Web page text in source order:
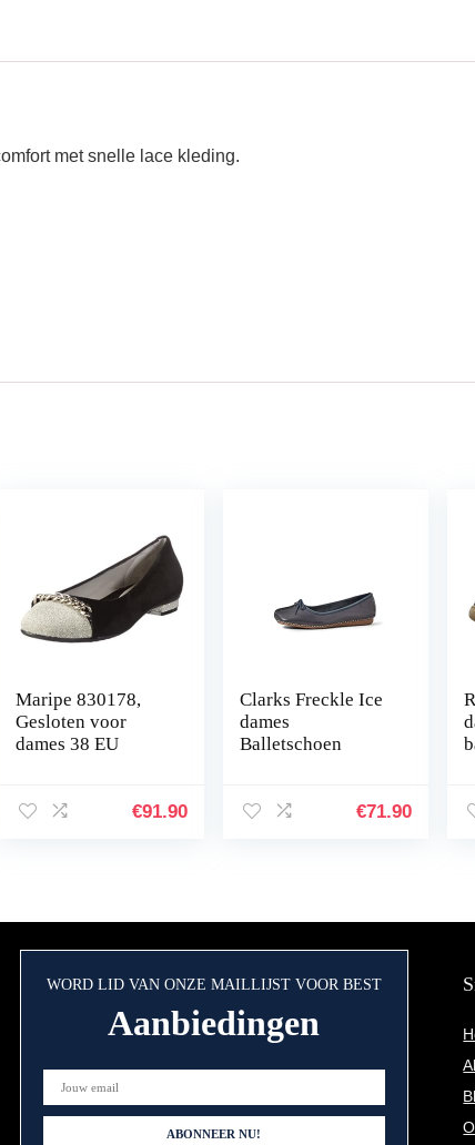
met snelle lace kleding.
Maripe 830178,
Gesloten voor
dames 38 EU
€91.90
Clarks Freckle Ice
dames
Balletschoen
€71.90
WORD LID VAN ONZE MAILLIJST VOOR BEST
Aanbiedingen